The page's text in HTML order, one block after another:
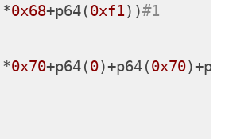
*0x68+p64(0xf1))#1
*0x70+p64(0)+p64(0x70